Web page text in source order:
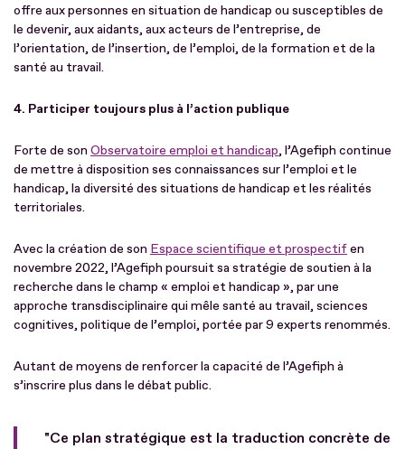
offre aux personnes en situation de handicap ou susceptibles de
le devenir, aux aidants, aux acteurs de l’entreprise, de
l’orientation, de l’insertion, de l’emploi, de la formation et de la
santé au travail.
4. Participer toujours plus à l’action publique
Forte de son Observatoire emploi et handicap, l’Agefiph continue
de mettre à disposition ses connaissances sur l’emploi et le
handicap, la diversité des situations de handicap et les réalités
territoriales.
Avec la création de son Espace scientifique et prospectifen
novembre 2022, l’Agefiph poursuit sa stratégie de soutien à la
recherche dans le champ « emploi et handicap », par une
approche transdisciplinaire qui mêle santé au travail, sciences
cognitives, politique de l’emploi, portée par 9 experts renommés.
Autant de moyens de renforcer la capacité de l’Agefiph à
s’inscrire plus dans le débat public.
"Ce plan stratégique est la traduction concrète de